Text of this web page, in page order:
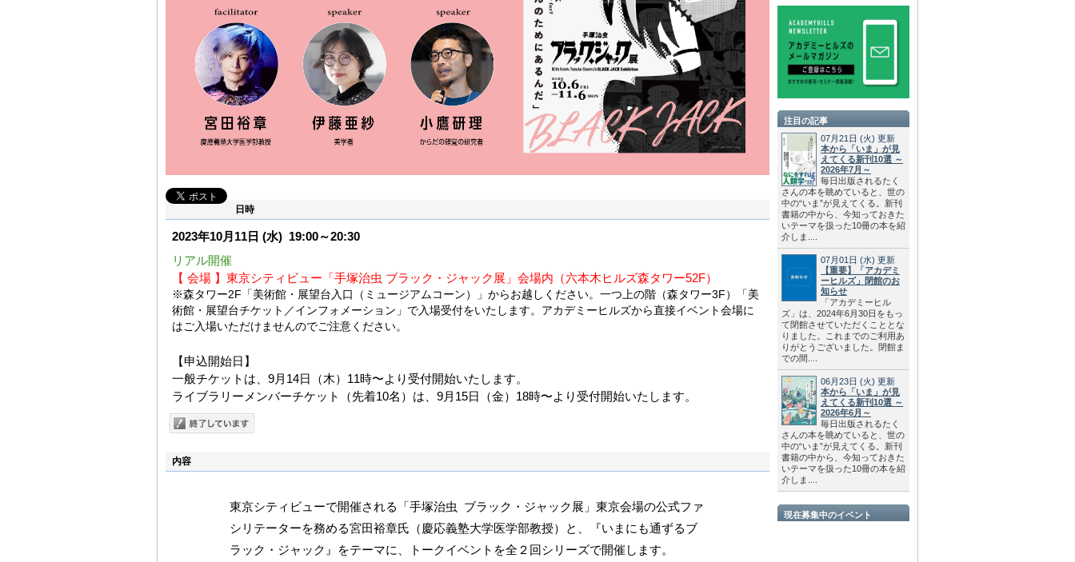
日時
2023年10月11日 (水) 19:00～20:30
リアル開催
【 会場 】東京シティビュー「手塚治虫 ブラック・ジャック展」会場内（六本木ヒルズ森タワー52F）
※森タワー2F「美術館・展望台入口（ミュージアムコーン）」からお越しください。一つ上の階（森タワー3F）「美
術館・展望台チケット／インフォメーション」で入場受付をいたします。アカデミーヒルズから直接イベント会場に
はご入場いただけませんのでご注意ください。
【申込開始日】
一般チケットは、9月14日（木）11時〜より受付開始いたします。
ライブラリーメンバーチケット（先着10名）は、9月15日（金）18時〜より受付開始いたします。
内容
東京シティビューで開催される「手塚治虫 ブラック・ジャック展」東京会場の公式ファ
シリテーターを務める宮田裕章氏（慶応義塾大学医学部教授）と、『いまにも通ずるブ
ラック・ジャック』をテーマに、トークイベントを全２回シリーズで開催します。
注目の記事
07月21日 (火) 更新
本から「いま」が見
えてくる新刊10選 ～
2026年7月～
毎日出版されるたく
さんの本を眺めていると、世の
中の“いま”が見えてくる。新刊
書籍の中から、今知っておきた
いテーマを扱った10冊の本を紹
介しま....
07月01日 (水) 更新
【重要】「アカデミ
ーヒルズ」閉館のお
知らせ
「アカデミーヒル
ズ」は、2024年6月30日をもっ
て閉館させていただくこととな
りました。これまでのご利用あ
りがとうございました。閉館ま
での間....
06月23日 (火) 更新
本から「いま」が見
えてくる新刊10選 ～
2026年6月～
毎日出版されるたく
さんの本を眺めていると、世の
中の“いま”が見えてくる。新刊
書籍の中から、今知っておきた
いテーマを扱った10冊の本を紹
介しま....
現在募集中のイベント